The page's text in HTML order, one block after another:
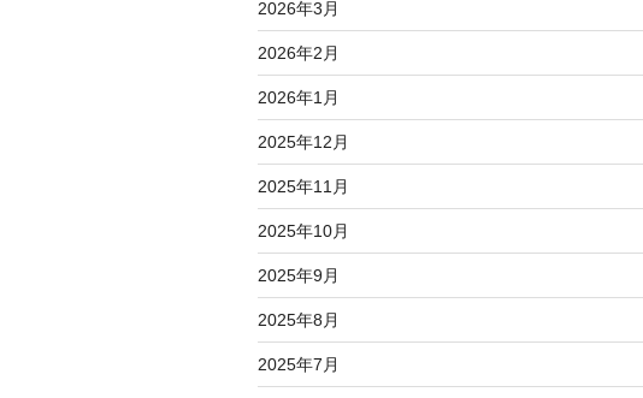
2026年3月
2026年2月
2026年1月
2025年12月
2025年11月
2025年10月
2025年9月
2025年8月
2025年7月